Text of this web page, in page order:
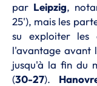
par Leipzig,
25'), mais les
su exploiter les
l'avantage avant
jusqu'à la fin du
(30-27).